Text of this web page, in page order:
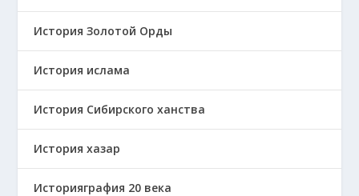
История Золотой Орды
История ислама
История Сибирского ханства
История хазар
Историяграфия 20 века